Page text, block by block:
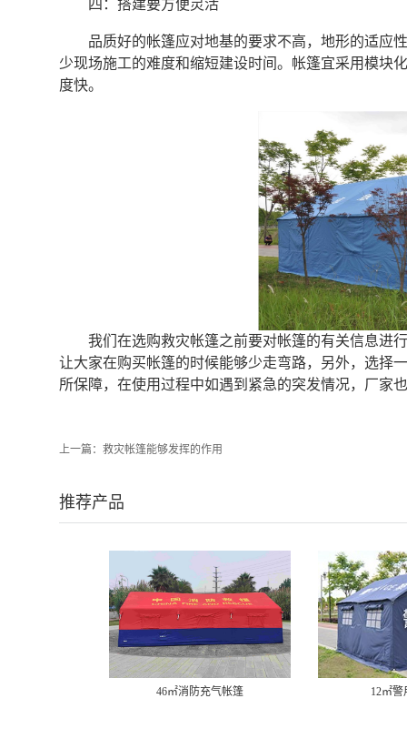
四：搭建要方便灵活
品质好的帐篷应对地基的要求不高，地形的适应
少现场施工的难度和缩短建设时间。帐篷宜采用模块
度快。
我们在选购救灾帐篷之前要对帐篷的有关信息进
让大家在购买帐篷的时候能够少走弯路，另外，选择
所保障，在使用过程中如遇到紧急的突发情况，厂家
上一篇： 救灾帐篷能够发挥的作用
推荐产品
46㎡消防充气帐篷 12㎡